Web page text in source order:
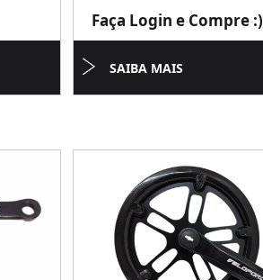
Faça Login e Compre :)
SAIBA MAIS